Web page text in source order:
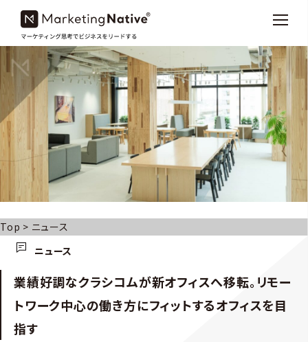
Top > ニュース
ニュース
業績好調なクラシコムが新オフィスへ移転。リモー
トワーク中心の働き方にフィットするオフィスを目
指す